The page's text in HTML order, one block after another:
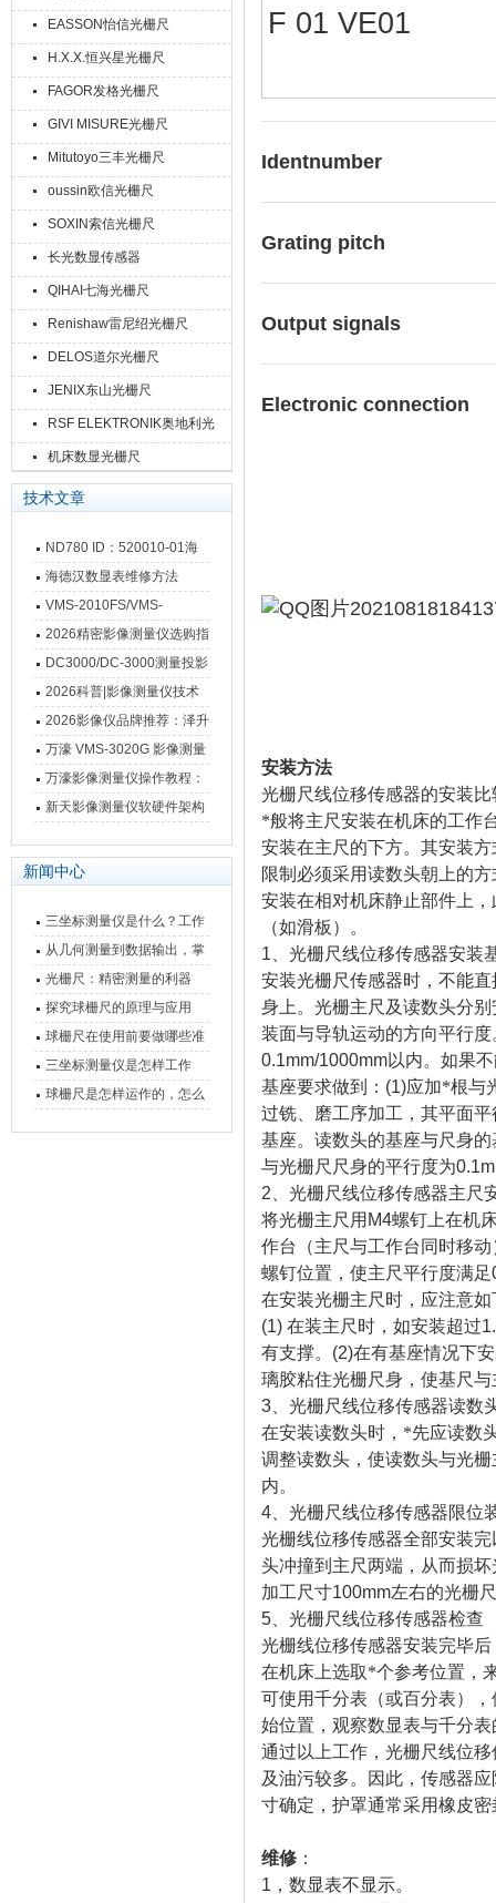
EASSON怡信光栅尺
H.X.X.恒兴星光栅尺
FAGOR发格光栅尺
GIVI MISURE光栅尺
Mitutoyo三丰光栅尺
oussin欧信光栅尺
SOXIN索信光栅尺
长光数显传感器
QIHAI七海光栅尺
Renishaw雷尼绍光栅尺
DELOS道尔光栅尺
JENIX东山光栅尺
RSF ELEKTRONIK奥地利光
栅尺
机床数显光栅尺
技术文章
ND780 ID：520010-01海
德汉数显表故障维修内容
海德汉数显表维修方法
VMS-2010FS/VMS-
3020FS/VMS-4030FS手动
影像测量仪技术参数
2026精密影像测量仪选购指
南 靠谱品牌一站式选型推荐
DC3000/DC-3000测量投影
仪万濠数据处理器数显表故
障维修方法
2026科普|影像测量仪技术
原理、分类及选型应用
2026影像仪品牌推荐：泽升
影像测量仪选型指南
万濠 VMS-3020G 影像测量
仪技术规格与应用解析
万濠影像测量仪操作教程：
从开机到出报告，新手也能
新天影像测量仪软硬件架构
新闻中心
三坐标测量仪是什么？工作
原理、分类与核心功能一次
讲清
从几何测量到数据输出，掌
握万濠影像测量仪的六大核
心能力
光栅尺：精密测量的利器
探究球栅尺的原理与应用
球栅尺在使用前要做哪些准
备工作？
三坐标测量仪是怎样工作
的，功能有什么优势？
球栅尺是怎样运作的，怎么
F 01 VE01
Identnumber
Grating pitch
Output signals
Electronic connection
安装方法
光栅尺线位移传感器的安装
*般将主尺安装在机床的工作
安装在主尺的下方。其安装
限制必须采用读数头朝上的
安装在相对机床静止部件上
（如滑板）。
1 、光栅尺线位移传感器安装
安装光栅尺传感器时，不能
身上。光栅主尺及读数头分
装面与导轨运动的方向平行
0.1mm/1000mm以内。如果
基座要求做到： (1)应加*根与
过铣、磨工序加工，其平面平
基座。读数头的基座与尺身
与光栅尺尺身的平行度为
2 、光栅尺线位移传感器主尺
将光栅主尺用 M4螺钉上在机
作台（主尺与工作台同时移
螺钉位置，使主尺平行度满足
在安装光栅主尺时，应注意如
(1) 在装主尺时，如安装超过
有支撑。 (2)在有基座情况下
璃胶粘住光栅尺身，使基尺
3 、光栅尺线位移传感器读数
在安装读数头时，*先应读数
调整读数头，使读数头与光
内。
4 、光栅尺线位移传感器限位
光栅线位移传感器全部安装
头冲撞到主尺两端，从而损
加工尺寸100mm左右的光栅
5 、光栅尺线位移传感器检查
光栅线位移传感器安装完毕
在机床上选取*个参考位置，
可使用千分表（或百分表）
始位置，观察数显表与千分
通过以上工作，光栅尺线位
及油污较多。因此，传感器
寸确定，护罩通常采用橡皮
维修 ：
1 ，数显表不显示。